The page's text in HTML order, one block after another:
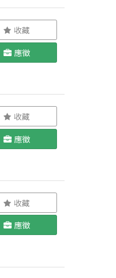
收藏
應徵
收藏
應徵
收藏
應徵